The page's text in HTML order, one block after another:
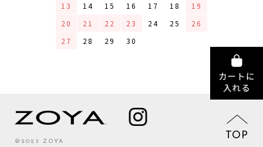
13
14 15 16 17 18
19
20
21 22 23 24 25
26
27
28 29 30
©2023 ZOYA
TOP